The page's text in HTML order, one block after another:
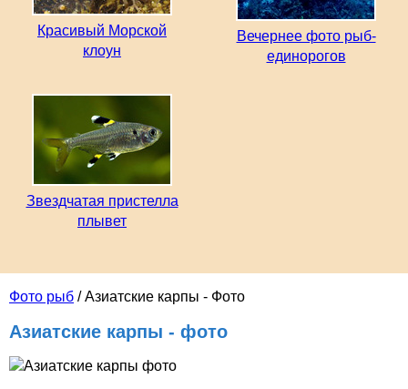
Фото рыб / Азиатские карпы - Фото
Азиатские карпы - фото
Красивый Морской
клоун
Вечернее фото рыб-
единорогов
Звездчатая пристелла
плывет